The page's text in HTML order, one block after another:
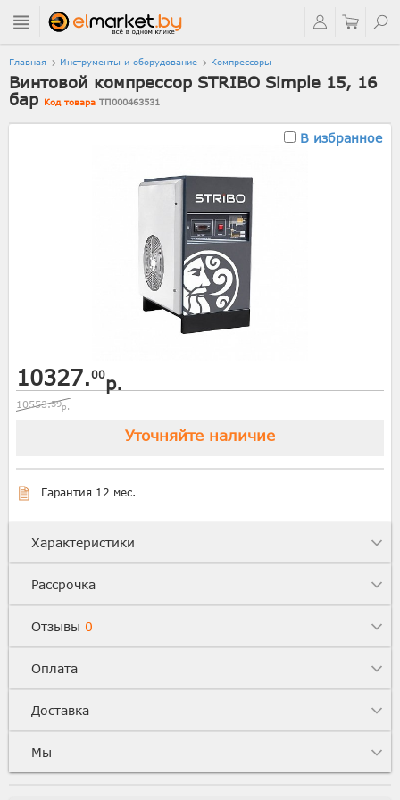
Главная Инструменты и оборудование Компрессоры
Винтовой компрессор STRIBO Simple 15, 16
бар Код товара ТП000463531
В избранное
10327.00р.
10553.59р.
Уточняйте наличие
Гарантия 12 мес.
Характеристики
Рассрочка
Отзывы 0
Оплата
Доставка
Мы